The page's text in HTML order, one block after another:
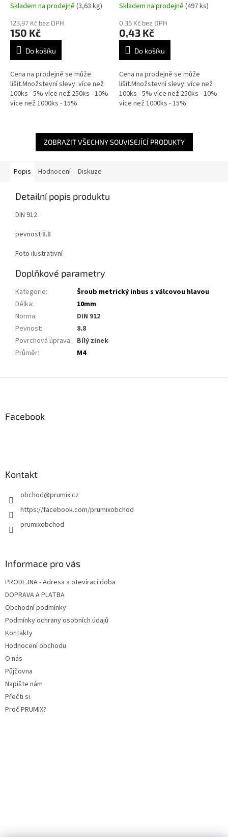
Skladem na prodejně (3,63 kg)
123,97 Kč bez DPH
150 Kč
Do košíku
Cena na prodejně se může
lišit.Množstevní slevy: více než
100ks - 5% více než 250ks - 10%
více než 1000ks - 15%
Skladem na prodejně (497 ks)
0,36 Kč bez DPH
0,43 Kč
Do košíku
Cena na prodejně se může
lišit.Množstevní slevy: více než
100ks - 5% více než 250ks - 10%
více než 1000ks - 15%
ZOBRAZIT VŠECHNY SOUVISEJÍCÍ PRODUKTY
Popis Hodnocení Diskuze
Detailní popis produktu
DIN 912
pevnost 8.8
Foto ilustrativní
Doplňkové parametry
Kategorie:
Šroub metrický inbus s válcovou hlavou
Délka:
10mm
Norma:
DIN 912
Pevnost:
8.8
Povrchová úprava: Bílý zinek
Průměr: M4
Facebook
Kontakt
obchod@prumix.cz
https://facebook.com/prumixobchod
prumixobchod
Informace pro vás
PRODEJNA - Adresa a otevírací doba
DOPRAVA A PLATBA
Obchodní podmínky
Podmínky ochrany osobních údajů
Kontakty
Hodnocení obchodu
O nás
Půjčovna
Napište nám
Přečti si
Proč PRUMIX?